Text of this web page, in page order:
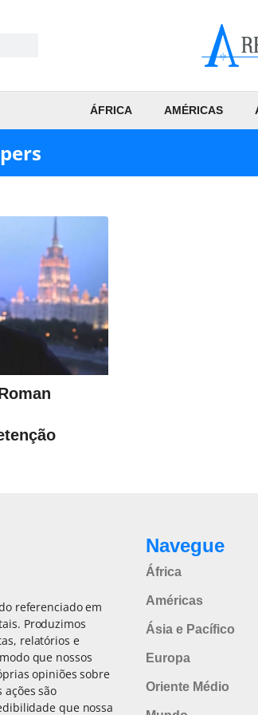
ÁFRICA AMÉRICAS
referenciado em
Produzimos
relatórios e
que nossos
opiniões sobre
são
que nossa
Navegue
África
Américas
Ásia e Pacífico
Europa
Oriente Médio